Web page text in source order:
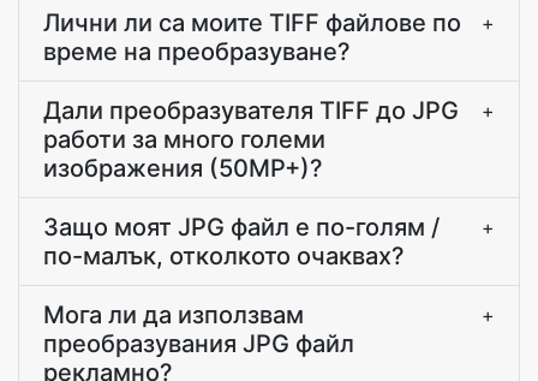
Лични ли са моите TIFF файлове по
време на преобразуване?
+
Дали преобразувателя TIFF до JPG
работи за много големи
изображения (50MP+)?
+
Защо моят JPG файл е по-голям /
по-малък, отколкото очаквах?
+
Мога ли да използвам
преобразувания JPG файл
рекламно?
+